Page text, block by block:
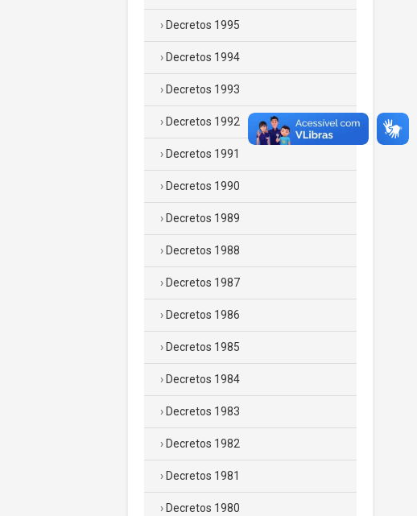
Decretos 1995
Decretos 1994
Decretos 1993
Decretos 1992
Decretos 1991
Decretos 1990
Decretos 1989
Decretos 1988
Decretos 1987
Decretos 1986
Decretos 1985
Decretos 1984
Decretos 1983
Decretos 1982
Decretos 1981
Decretos 1980